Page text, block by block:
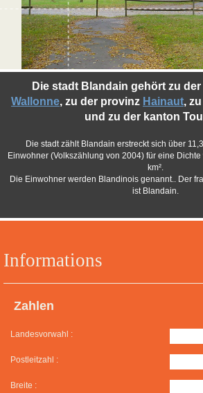
Informations
Zahlen
Landesvorwahl :
Postleitzahl :
Breite :
Die stadt Blandain gehört zu
Wallonne, zu der provinz Hainaut,
und zu der kanton
Die stadt zählt Blandain erstreckt sich über
Einwohner (Volkszählung von 2004) für eine
km².
Die Einwohner werden Blandinois genannt.. Der
ist Blandain.